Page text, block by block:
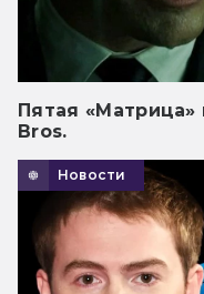
Пятая
Bros.
Новости